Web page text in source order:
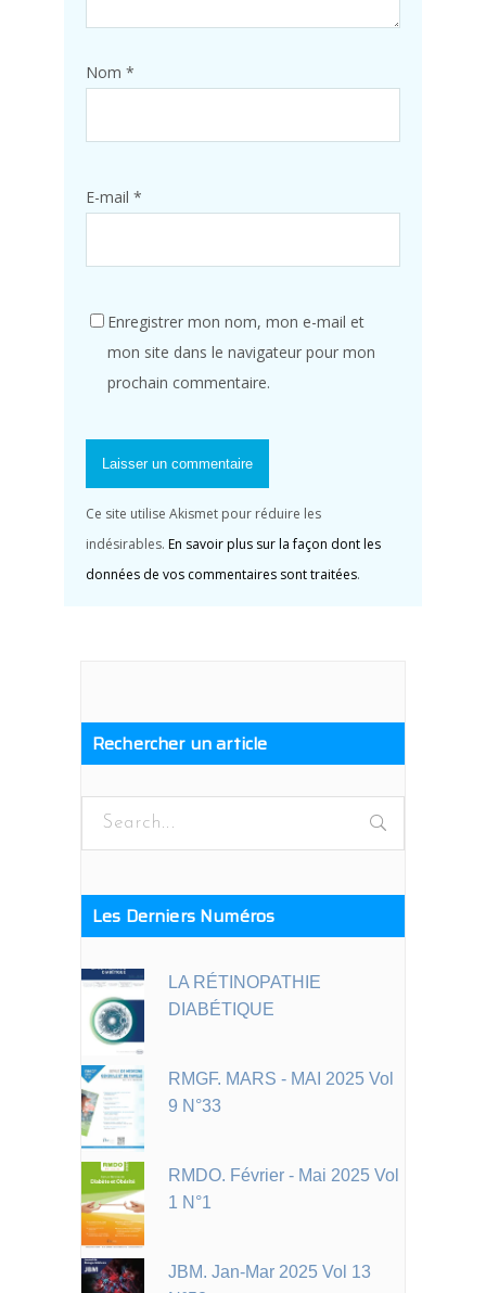
Nom *
E-mail *
Enregistrer mon nom, mon e-mail et
mon site dans le navigateur pour mon
prochain commentaire.
Ce site utilise Akismet pour réduire les
indésirables. En savoir plus sur la façon dont les
données de vos commentaires sont traitées.
Rechercher un article
Search
Les Derniers Numéros
LA RÉTINOPATHIE
DIABÉTIQUE
RMGF. MARS - MAI 2025 Vol
9 N°33
RMDO. Février - Mai 2025 Vol
1 N°1
JBM. Jan-Mar 2025 Vol 13